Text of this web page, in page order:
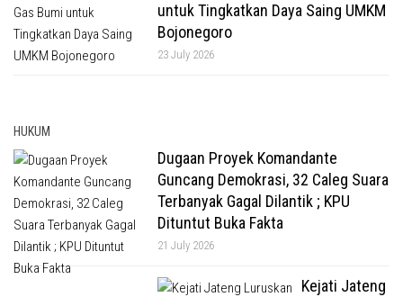
untuk Tingkatkan Daya Saing UMKM
Bojonegoro
23 July 2026
HUKUM
Dugaan Proyek Komandante
Guncang Demokrasi, 32 Caleg Suara
Terbanyak Gagal Dilantik ; KPU
Dituntut Buka Fakta
21 July 2026
Kejati Jateng